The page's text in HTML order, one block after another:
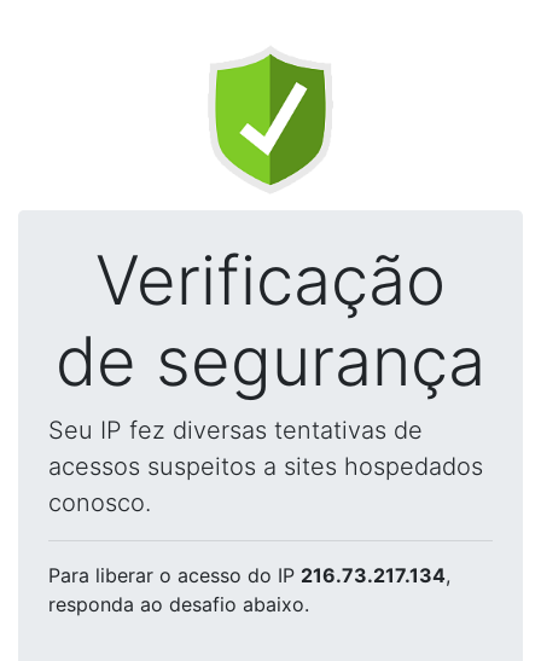
Verificação
de segurança
Seu IP fez diversas tentativas de
acessos suspeitos a sites hospedados
conosco.
Para liberar o acesso do IP 216.73.217.134,
responda ao desafio abaixo.